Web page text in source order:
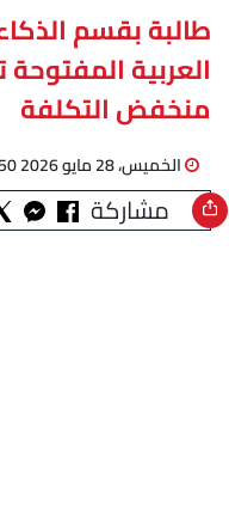
طالبة بقسم
العربية
منخفض التكلفة
الخميس، 28 مايو 2026 01:50 م
مشاركة